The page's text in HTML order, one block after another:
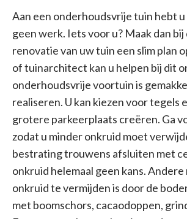
Aan een onderhoudsvrije tuin hebt u
geen werk. Iets voor u? Maak dan bij
renovatie van uw tuin een slim plan
of tuinarchitect kan u helpen bij dit
onderhoudsvrije voortuin is
realiseren. U kan kiezen voor tegels
grotere parkeerplaats creëren. Ga
zodat u minder onkruid moet
bestrating trouwens afsluiten met
onkruid helemaal geen kans.
onkruid te vermijden is door de
met boomschors, cacaodoppen,